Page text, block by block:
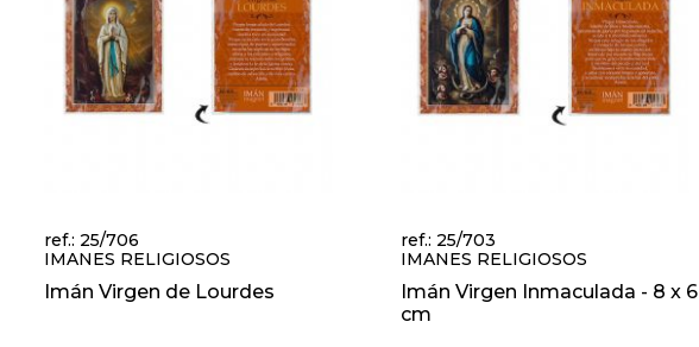
ref.: 25/706
IMANES RELIGIOSOS
Imán Virgen de Lourdes
ref.: 25/703
IMANES RELIGIOSOS
Imán Virgen Inmaculada - 8 x 6
cm